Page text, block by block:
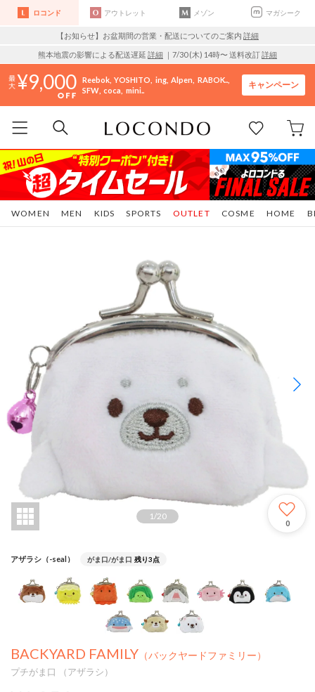
ロコンド アウトレット メゾン マガシーク
【お知らせ】お盆期間の営業・配送についてのご案内 詳細
熊本地震の影響による配送遅延 詳細 ｜7/30 (木) 14時〜 送料改訂詳細
9,000 Reebok YOSHITO ing Alpen
RABOK..
SFW coca mini..
キャンペーン
WOMEN MEN KIDS SPORTS COSME HOME
OUTLET
1 /20
0
アザラシ（-seal） がま口/がま口 残り3点
BACKYARD FAMILY （バックヤードファミリー）
プチがま口 （アザラシ）